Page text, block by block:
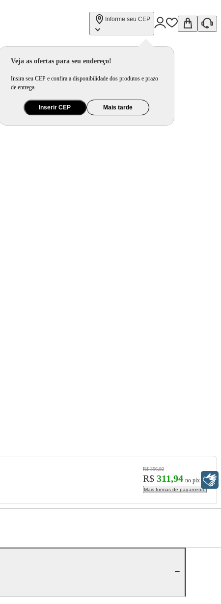
Informe seu CEP
Veja as ofertas para seu endereço!
Insira seu CEP e confira a disponibilidade dos produtos e prazo
de entrega.
Inserir CEP Mais tarde
R$ 356,92
R$ 311,94 no pix
Mais formas de pagamento
Libras